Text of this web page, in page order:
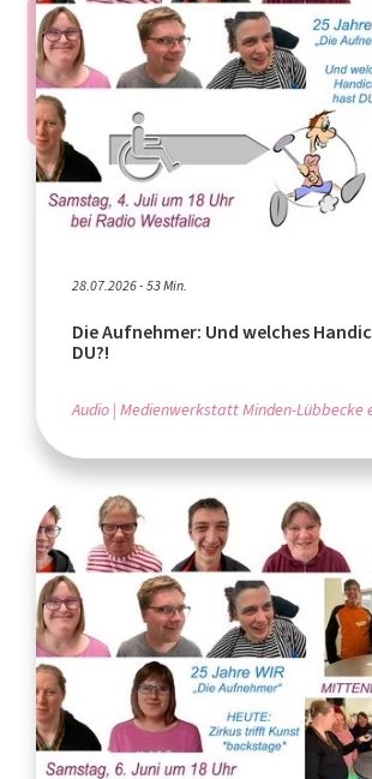
28.07.2026 - 53 Min.
Die Aufnehmer: Und welches
DU?!
Audio Medienwerkstatt Minden-Lübbecke